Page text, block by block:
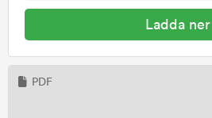
Ladda ner
PDF